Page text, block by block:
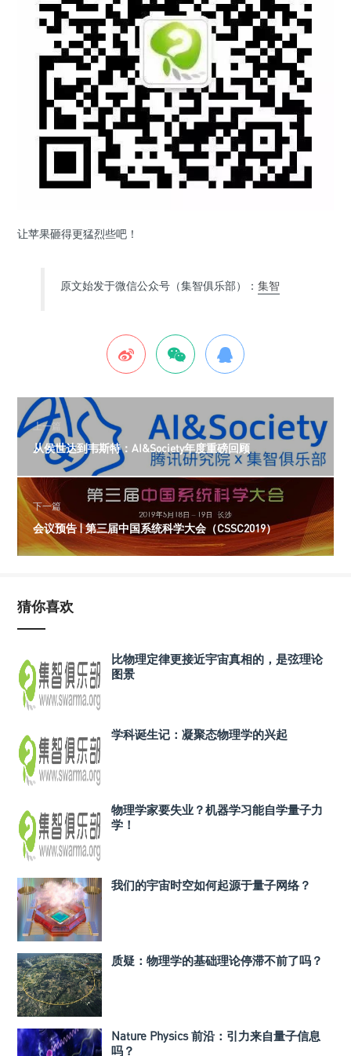
让苹果砸得更猛烈些吧！
原文始发于微信公众号（集智俱乐部）： 集智
上一篇
从侯世达到韦斯特：AI&Society年度重磅回顾
下一篇
会议预告 | 第三届中国系统科学大会（CSSC2019）
猜你喜欢
比物理定律更接近宇宙真相的，是弦理论
图景
学科诞生记：凝聚态物理学的兴起
物理学家要失业？机器学习能自学量子力
学！
我们的宇宙时空如何起源于量子网络？
质疑：物理学的基础理论停滞不前了吗？
Nature Physics 前沿：引力来自量子信息
吗？